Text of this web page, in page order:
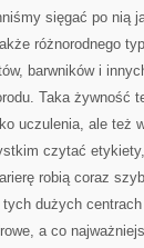
sięgać po nią
różnorodnego
barwników i
Taka żywność
uczulenia, ale też
czytać
robią coraz
dużych
a co